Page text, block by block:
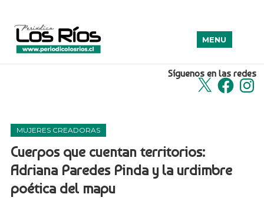
Síguenos en las redes
X Facebook
MENU
MUJERES CREADORAS
Cuerpos que cuentan territorios:
Adriana Paredes Pinda y la urdimbre
poética del mapu